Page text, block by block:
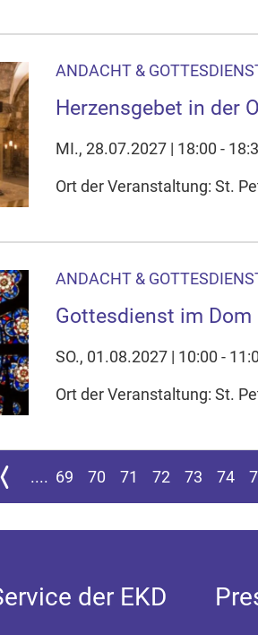
ANDACHT &
Herzensgebet in der
MI., 28.07.2027 | 18:00 -
Ort der Veranstaltung: St.
ANDACHT &
Gottesdienst im Dom
SO., 01.08.2027 | 10:00 -
Ort der Veranstaltung: St.
springen
Zur vorherigen Seite
.... 69 70 71 72 73 74
der EKD